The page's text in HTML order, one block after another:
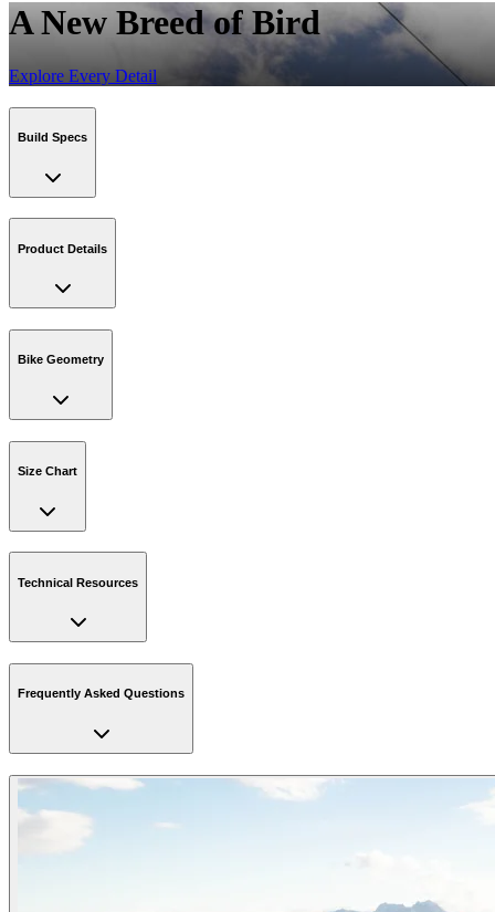
A New Breed of Bird
Explore Every Detail
Build Specs
Product Details
Bike Geometry
Size Chart
Technical Resources
Frequently Asked Questions